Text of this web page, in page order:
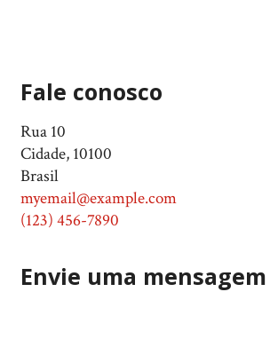
Fale conosco
Rua 10
Cidade, 10100
Brasil
myemail@example.com
(123) 456-7890
Envie uma